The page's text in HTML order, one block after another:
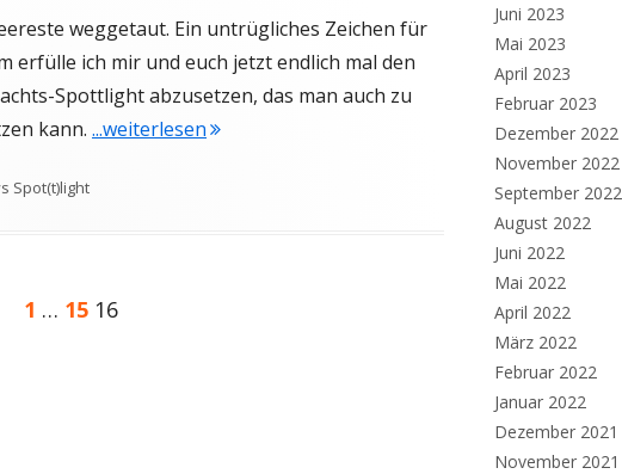
weggetaut. Ein untrügliches Zeichen für
erfülle ich mir und euch jetzt endlich mal den
Spottlight abzusetzen, das man auch zu
kann. ...weiterlesen"Schnee von Gestern"
Spot(t)light
Seite
1 … Seite
15 Seite
16
Juni 2023
Mai 2023
April 2023
Februar 2023
Dezember 2022
November 2022
September 2022
August 2022
Juni 2022
Mai 2022
April 2022
März 2022
Februar 2022
Januar 2022
Dezember 2021
November 2021